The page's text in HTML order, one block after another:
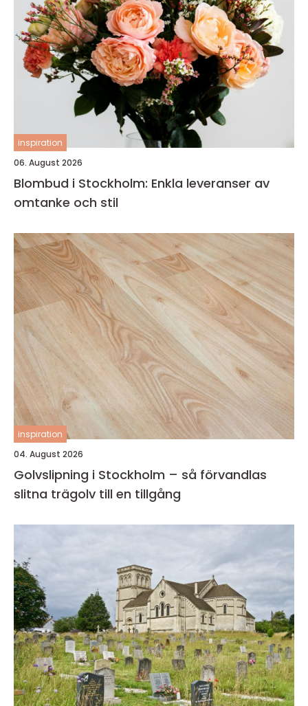
inspiration
06. August 2026
Blombud i Stockholm: Enkla leveranser av
omtanke och stil
inspiration
04. August 2026
Golvslipning i Stockholm – så förvandlas
slitna trägolv till en tillgång